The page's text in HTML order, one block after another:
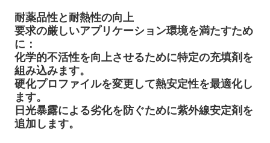
耐薬品性と耐熱性の向上
要求の厳しいアプリケーション環境を満たすため
に ：
化学的不活性を向上させるために特定の充填剤を
組み込みます。
硬化プロファイルを変更して熱安定性を最適化し
ます。
日光暴露による劣化を防ぐために紫外線安定剤を
追加します。